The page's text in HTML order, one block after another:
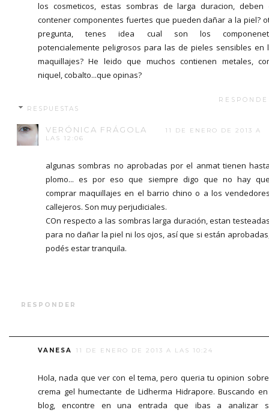
los cosmeticos, estas sombras de larga duracion, deben
contener componentes fuertes que pueden dañar a la piel?
pregunta, tenes idea cual son los
potencialemente peligrosos para las de pieles sensibles en
maquillajes? He leido que muchos contienen metales,
niquel, cobalto...que opinas?
RESPUESTAS
VERÓNICA FRÁGOLA
11 DE ENERO DE 2013 A
LAS 12:06
algunas sombras no aprobadas por el anmat tienen
plomo... es por eso que siempre digo que no hay
comprar maquillajes en el barrio chino o a los
callejeros. Son muy perjudiciales.
COn respecto a las sombras larga duración, estan
para no dañar la piel ni los ojos, así que si están
podés estar tranquila.
RESPONDER
VANESA 11 DE ENERO DE 2013 A LAS 10:24
Hola, nada que ver con el tema, pero queria tu opinion
crema gel humectante de Lidherma Hidrapore. Buscando
blog, encontre en una entrada que ibas a analizar